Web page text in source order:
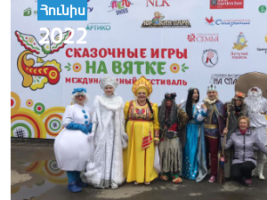
Հունիս
2022